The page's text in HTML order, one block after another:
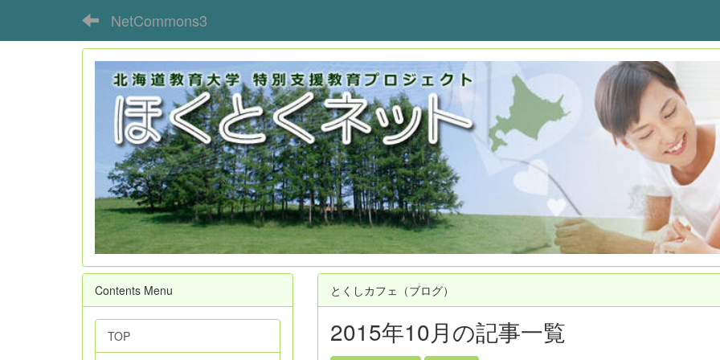
NetCommons3
とくしカフェ（ブログ）
2015年10月の記事一覧
Contents Menu
TOP